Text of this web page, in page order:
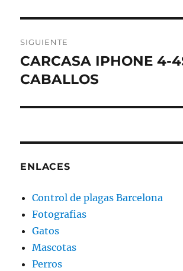
SIGUIENTE
Entrada
siguiente:
CARCASA IPHONE 4-
CABALLOS
ENLACES
Control de plagas Barcelona
Fotografias
Gatos
Mascotas
Perros